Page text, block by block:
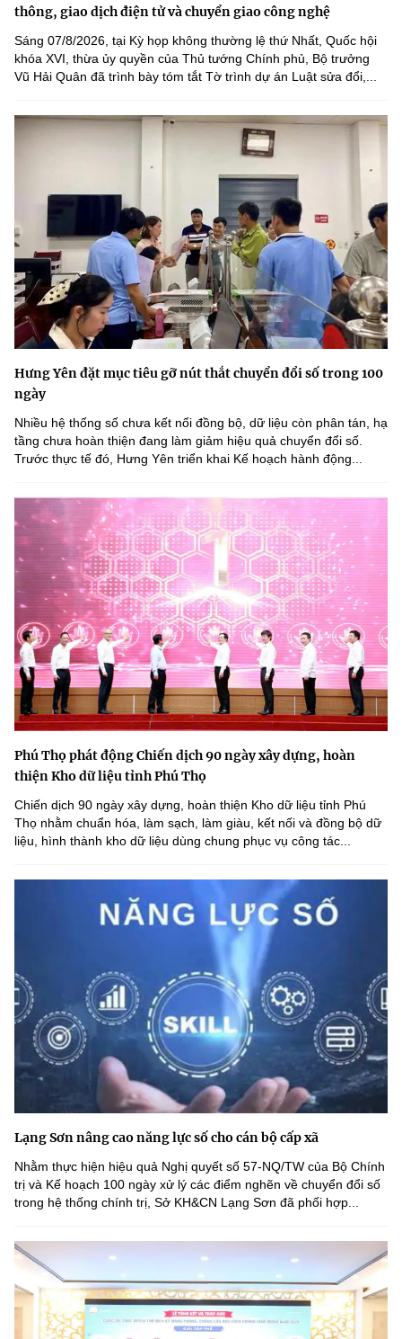
thông, giao dịch điện tử và chuyển giao công nghệ
Sáng 07/8/2026, tại Kỳ họp không thường lệ thứ Nhất, Quốc hội
khóa XVI, thừa ủy quyền của Thủ tướng Chính phủ, Bộ trưởng
Vũ Hải Quân đã trình bày tóm tắt Tờ trình dự án Luật sửa đổi,...
Hưng Yên đặt mục tiêu gỡ nút thắt chuyển đổi số trong 100
ngày
Nhiều hệ thống số chưa kết nối đồng bộ, dữ liệu còn phân tán, hạ
tầng chưa hoàn thiện đang làm giảm hiệu quả chuyển đổi số.
Trước thực tế đó, Hưng Yên triển khai Kế hoạch hành động...
Phú Thọ phát động Chiến dịch 90 ngày xây dựng, hoàn
thiện Kho dữ liệu tỉnh Phú Thọ
Chiến dịch 90 ngày xây dựng, hoàn thiện Kho dữ liệu tỉnh Phú
Thọ nhằm chuẩn hóa, làm sạch, làm giàu, kết nối và đồng bộ dữ
liệu, hình thành kho dữ liệu dùng chung phục vụ công tác...
Lạng Sơn nâng cao năng lực số cho cán bộ cấp xã
Nhằm thực hiện hiệu quả Nghị quyết số 57-NQ/TW của Bộ Chính
trị và Kế hoạch 100 ngày xử lý các điểm nghẽn về chuyển đổi số
trong hệ thống chính trị, Sở KH&CN Lạng Sơn đã phối hợp...